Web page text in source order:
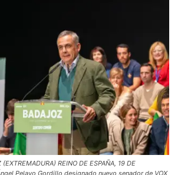
(EXTREMADURA) REINO DE ESPAÑA, 19 DE
Pelayo Gordillo designado nuevo senador de VOX